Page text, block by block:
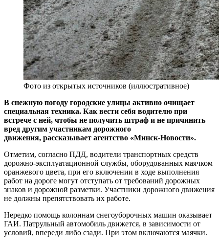
Фото из открытых источников (иллюстративное)
В снежную погоду городские улицы активно очищает
специальная техника. Как вести себя водителю при
встрече с ней, чтобы не получить штраф и не причинить
вред другим участникам дорожного
движения, рассказывает агентство «Минск-Новости».
Отметим, согласно ПДД, водители транспортных средств
дорожно-эксплуатационной службы, оборудованных маячком
оранжевого цвета, при его включении в ходе выполнения
работ на дороге могут отступать от требований дорожных
знаков и дорожной разметки. Участники дорожного движения
не должны препятствовать их работе.
Нередко помощь колоннам снегоуборочных машин оказывает
ГАИ. Патрульный автомобиль движется, в зависимости от
условий, впереди либо сзади. При этом включаются маячки.